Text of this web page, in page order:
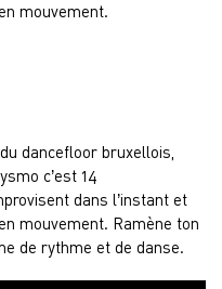
mouvement.
dancefloor bruxellois,
c’est 14
dans l’instant et
mouvement. Ramène ton
de rythme et de danse.